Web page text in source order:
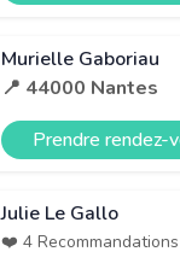
Murielle Gaboriau
📍 44000 Nantes
Prendre rendez-
Julie Le Gallo
❤️ 4 Recommandations